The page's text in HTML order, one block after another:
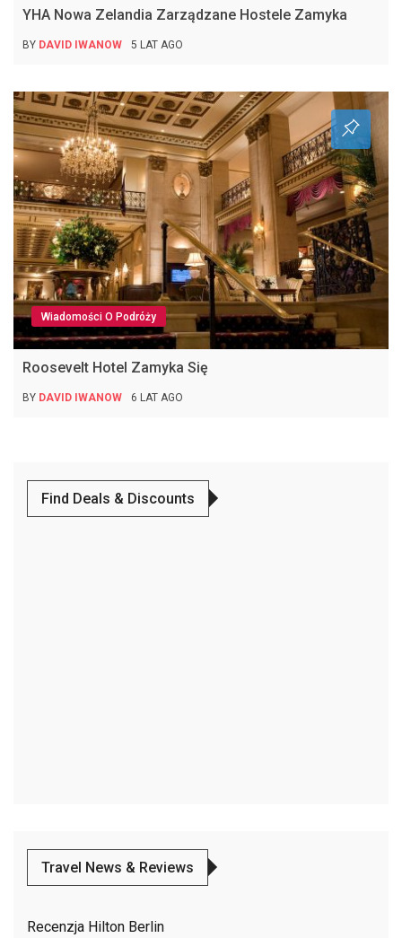
YHA Nowa Zelandia Zarządzane Hostele Zamyka
BY DAVID IWANOW 5 LAT AGO
Wiadomości O Podróży
Roosevelt Hotel Zamyka Się
BY DAVID IWANOW 6 LAT AGO
Find Deals & Discounts
Travel News & Reviews
Recenzja Hilton Berlin